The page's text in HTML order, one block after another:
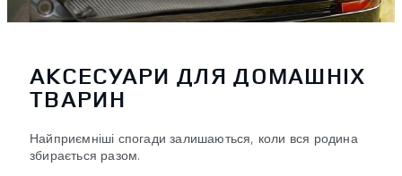
АКСЕСУАРИ ДЛЯ ДОМАШНІХ
ТВАРИН
Найприємніші спогади залишаються, коли вся родина
збирається разом.